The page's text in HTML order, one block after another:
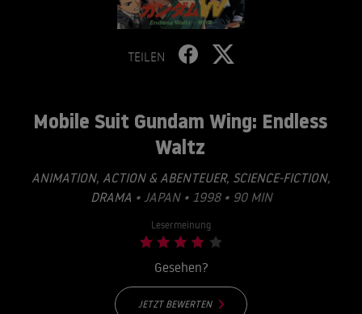
TEILEN
Mobile Suit Gundam Wing: Endless
Waltz
ANIMATION, ACTION & ABENTEUER, SCIENCE-FICTION,
DRAMA • JAPAN • 1998 • 90 MIN
Lesermeinung
Gesehen?
JETZT BEWERTEN